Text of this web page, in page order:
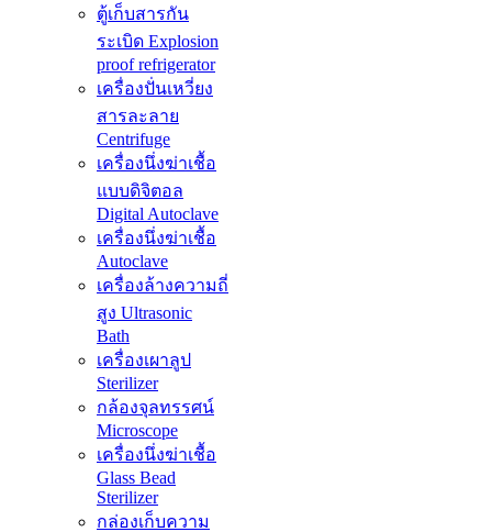
ตู้เก็บสารกัน
ระเบิด Explosion
proof refrigerator
เครื่องปั่นเหวี่ยง
สารละลาย
Centrifuge
เครื่องนึ่งฆ่าเชื้อ
แบบดิจิตอล
Digital Autoclave
เครื่องนึ่งฆ่าเชื้อ
Autoclave
เครื่องล้างความถี่
สูง Ultrasonic
Bath
เครื่องเผาลูป
Sterilizer
กล้องจุลทรรศน์
Microscope
เครื่องนึ่งฆ่าเชื้อ
Glass Bead
Sterilizer
กล่องเก็บความ